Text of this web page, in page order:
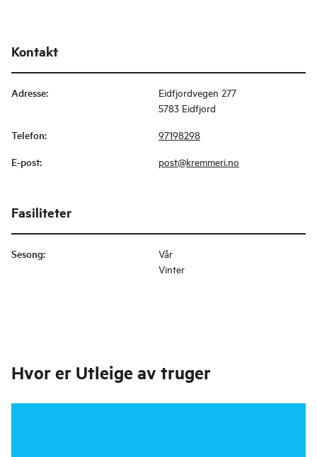
Kontakt
Adresse:
Eidfjordvegen 277
5783 Eidfjord
Telefon: 97198298
E-post: post@kremmeri.no
Fasiliteter
Sesong:
Vår
Vinter
Hvor er Utleige av truger